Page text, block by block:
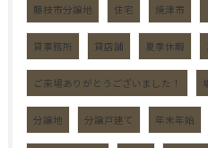
藤枝市分譲地 住宅 焼津市
貸事務所 貸店舗 夏季休暇
ご来場ありがとうございました！
分譲地 分譲戸建て 年末年始